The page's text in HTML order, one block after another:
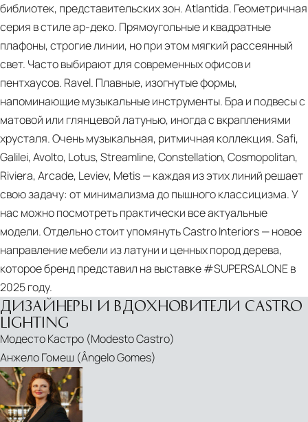
PDF
New
Collections
2026
FOR
LARGE
LIVING
ROOMS
AN
INTERNATIONAL
DESIGN
библиотек, представительских зон. Atlantida. Геометричная
серия в стиле ар‑деко. Прямоугольные и квадратные
плафоны, строгие линии, но при этом мягкий рассеянный
свет. Часто выбирают для современных офисов и
пентхаусов. Ravel. Плавные, изогнутые формы,
напоминающие музыкальные инструменты. Бра и подвесы с
матовой или глянцевой латунью, иногда с вкраплениями
хрусталя. Очень музыкальная, ритмичная коллекция. Safi,
Galilei, Avolto, Lotus, Streamline, Constellation, Cosmopolitan,
Riviera, Arcade, Leviev, Metis — каждая из этих линий решает
свою задачу: от минимализма до пышного классицизма. У
нас можно посмотреть практически все актуальные
модели. Отдельно стоит упомянуть Castro Interiors — новое
направление мебели из латуни и ценных пород дерева,
которое бренд представил на выставке #SUPERSALONE в
2025 году.
ДИЗАЙНЕРЫ И ВДОХНОВИТЕЛИ CASTRO
LIGHTING
Модесто Кастро (Modesto Castro)
Анжело Гомеш (Ângelo Gomes)